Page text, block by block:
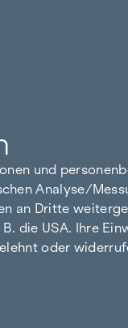
und
Analyse/
an Dritte
die USA. Ihre
oder